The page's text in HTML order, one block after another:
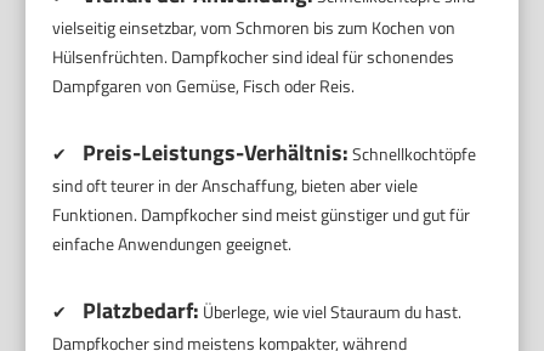
vielseitig einsetzbar, vom Schmoren bis zum Kochen von
Hülsenfrüchten. Dampfkocher sind ideal für schonendes
Dampfgaren von Gemüse, Fisch oder Reis.
✔ Preis-Leistungs-Verhältnis:Schnellkochtöpfe
sind oft teurer in der Anschaffung, bieten aber viele
Funktionen. Dampfkocher sind meist günstiger und gut für
einfache Anwendungen geeignet.
✔ Platzbedarf: Überlege, wie viel Stauraum du hast.
Dampfkocher sind meistens kompakter, während